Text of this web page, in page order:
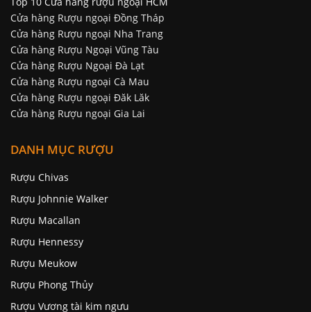
Cửa hàng Rượu ngoại Đồng Tháp
Cửa hàng Rượu ngoại Nha Trang
Cửa hàng Rượu Ngoại Vũng Tàu
Cửa hàng Rượu Ngoại Đà Lạt
Cửa hàng Rượu ngoại Cà Mau
Cửa hàng Rượu ngoại Đăk Lăk
Cửa hàng Rượu ngoại Gia Lai
DANH MỤC RƯỢU
Rượu Chivas
Rượu Johnnie Walker
Rượu Macallan
Rượu Hennessy
Rượu Meukow
Rượu Phong Thủy
Rượu Vương tài kim ngưu